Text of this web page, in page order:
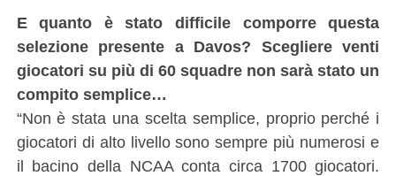
E quanto è stato difficile comporre questa
selezione presente a Davos? Scegliere venti
giocatori su più di 60 squadre non sarà stato un
compito semplice…
“Non è stata una scelta semplice, proprio perché i
giocatori di alto livello sono sempre più numerosi e
il bacino della NCAA conta circa 1700 giocatori.